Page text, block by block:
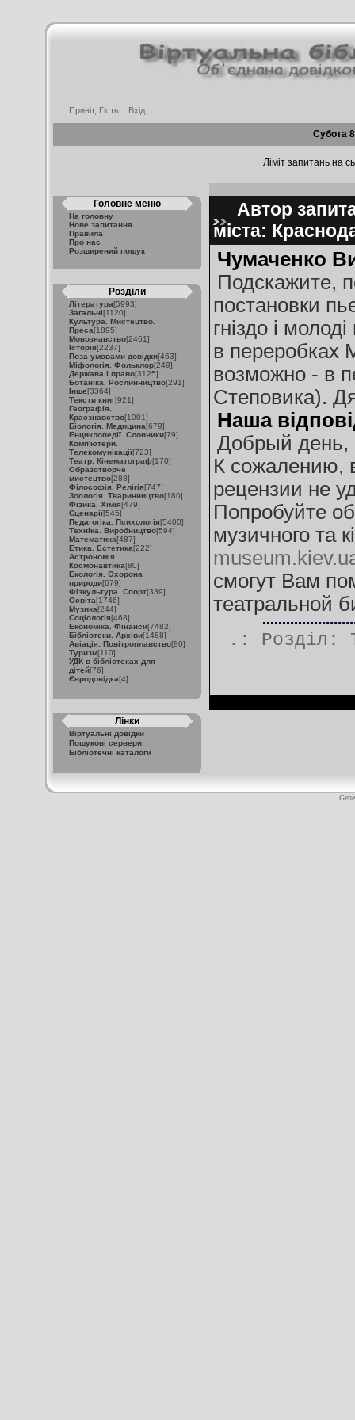
Привіт, Гість :: Вхід
Субота
Ліміт запитань на
Головне меню
На головну
Нове запитання
Правила
Про нас
Розширений пошук
Розділи
Література[5993]
Загальні[1120]
Культура. Мистецтво.
Преса[1895]
Мовознавство[2461]
Історія[2237]
Поза умовами довідки[463]
Міфологія. Фольклор[249]
Держава і право[3125]
Ботаніка. Рослинництво[291]
Інше[3364]
Тексти книг[921]
Географія.
Краєзнавство[1001]
Біологія. Медицина[679]
Енциклопедії. Словники[79]
Комп'ютери.
Телекомунікації[723]
Театр. Кінематограф[170]
Образотворче
мистецтво[288]
Філософія. Релігія[747]
Зоологія. Тваринництво[180]
Фізика. Хімія[479]
Сценарії[545]
Педагогіка. Психологія[5400]
Техніка. Виробництво[594]
Математика[487]
Етика. Естетика[222]
Астрономія.
Космонавтика[80]
Екологія. Охорона
природи[679]
Фізкультура. Спорт[339]
Освіта[1746]
Музика[244]
Соціологія[468]
Економіка. Фінанси[7482]
Бібліотеки. Архіви[1488]
Авіація. Повітроплавство[80]
Туризм[110]
УДК в бібліотеках для
дітей[76]
Євродовідка[4]
Лінки
Віртуальні довідки
Пошукові сервери
Бібліотечні каталоги
Автор
міста:
Чумаченко
Подскажите,
постановки
гніздо і
в переробках
возможно - в
Степовика).
Наша
Добрый день,
К сожалению,
рецензии не
Попробуйте
музичного та
смогут Вам
театральной
.: Розділ: